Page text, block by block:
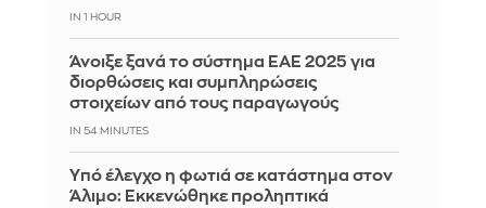
IN 1 HOUR
Άνοιξε ξανά το σύστημα ΕΑΕ 2025 για
διορθώσεις και συμπληρώσεις
στοιχείων από τους παραγωγούς
IN 54 MINUTES
Yπό έλεγχο η φωτιά σε κατάστημα στον
Άλιμο: Εκκενώθηκε προληπτικά